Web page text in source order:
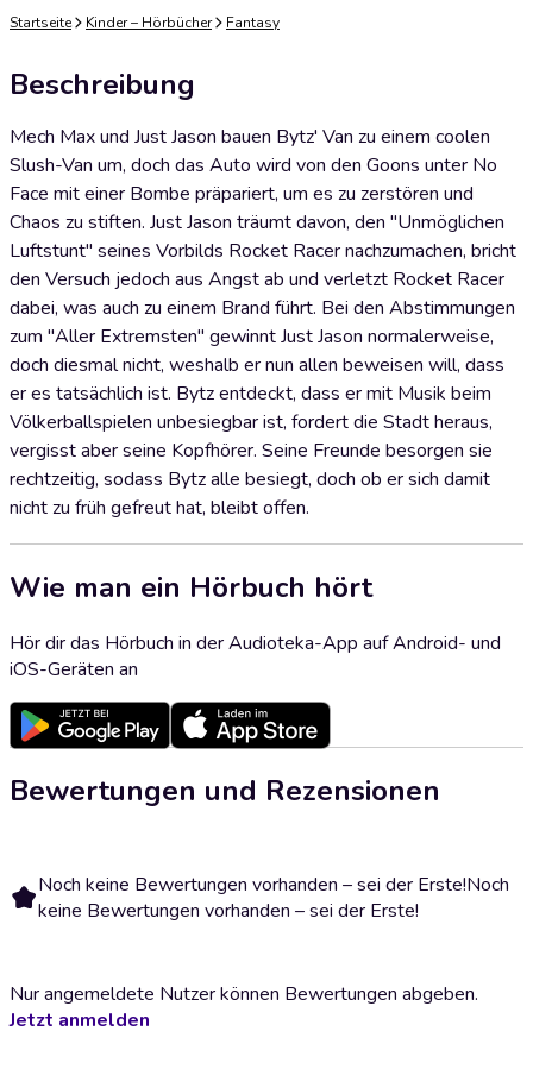
Startseite Kinder – Hörbücher Fantasy
Beschreibung
Mech Max und Just Jason bauen Bytz' Van zu einem coolen
Slush-Van um, doch das Auto wird von den Goons unter No
Face mit einer Bombe präpariert, um es zu zerstören und
Chaos zu stiften. Just Jason träumt davon, den "Unmöglichen
Luftstunt" seines Vorbilds Rocket Racer nachzumachen, bricht
den Versuch jedoch aus Angst ab und verletzt Rocket Racer
dabei, was auch zu einem Brand führt. Bei den Abstimmungen
zum "Aller Extremsten" gewinnt Just Jason normalerweise,
doch diesmal nicht, weshalb er nun allen beweisen will, dass
er es tatsächlich ist. Bytz entdeckt, dass er mit Musik beim
Völkerballspielen unbesiegbar ist, fordert die Stadt heraus,
vergisst aber seine Kopfhörer. Seine Freunde besorgen sie
rechtzeitig, sodass Bytz alle besiegt, doch ob er sich damit
nicht zu früh gefreut hat, bleibt offen.
Wie man ein Hörbuch hört
Hör dir das Hörbuch in der Audioteka-App auf Android- und
iOS-Geräten an
Bewertungen und Rezensionen
Noch keine Bewertungen vorhanden – sei der Erste!Noch
keine Bewertungen vorhanden – sei der Erste!
Nur angemeldete Nutzer können Bewertungen abgeben.
Jetzt anmelden